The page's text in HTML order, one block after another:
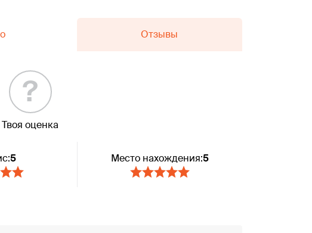
Отзывы
?
Твоя оценка
5 Место нахождения:5